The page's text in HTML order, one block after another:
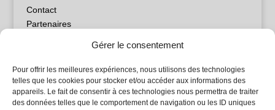
Gérer le consentement
Pour offrir les meilleures expériences, nous utilisons des technologies
telles que les cookies pour stocker et/ou accéder aux informations des
appareils. Le fait de consentir à ces technologies nous permettra de traiter
des données telles que le comportement de navigation ou les ID uniques
Contact
Partenaires
Politique de confidentialité
Sites partenaires
5Façades